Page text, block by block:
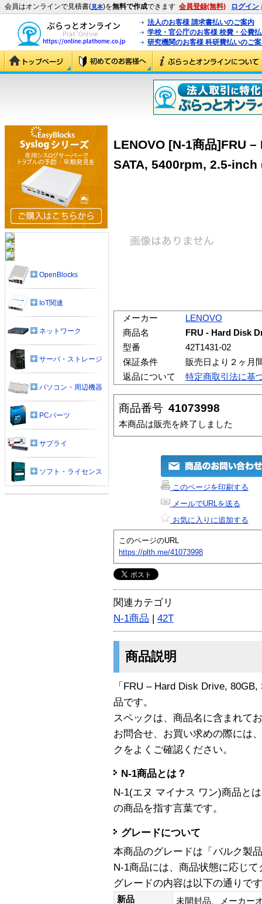
会員はオンラインで見積書(見本)を無料で作成できます 会員登録(無料) ログイン
法人のお客様 請求書払いのご案内
学校・官公庁のお客様 校費・公費
研究機関のお客様 科研費払いのご
LENOVO [N-1商品]FRU
SATA, 5400rpm, 2.5-inch
メーカー
LENOVO
商品名
FRU - Hard Disk
型番
42T1431-02
保証条件
販売日より２ヶ月
返品について
特定商取引法に基
商品番号 41073998
本商品は販売を終了しました
このページを印刷する
メールでURLを送る
お気に入りに追加する
このページのURL
https://plth.me/41073998
関連カテゴリ
N-1商品 | 42T
商品説明
「FRU – Hard Disk Drive,
品です。
スペックは、商品名に含まれて
お問合せ、お買い求めの際には
クをよくご確認ください。
N-1商品とは？
N-1(エヌ マイナス ワン)商品と
の商品を指す言葉です。
グレードについて
本商品のグレードは「バルク製
N-1商品には、商品状態に応じ
グレードの内容は以下の通りで
新品
未開封品、メーカー
OpenBlocks
IoT関連
ネットワーク
サーバ・ストレージ
パソコン・周辺機器
PCパーツ
サプライ
ソフト・ライセンス